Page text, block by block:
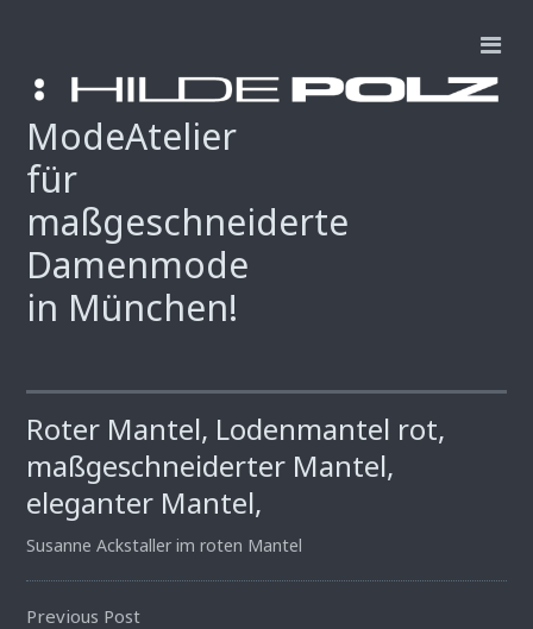
ModeAtelier
für
maßgeschneiderte
Damenmode
in München!
Roter Mantel, Lodenmantel rot,
maßgeschneiderter Mantel,
eleganter Mantel,
Susanne Ackstaller im roten Mantel
Previous Post